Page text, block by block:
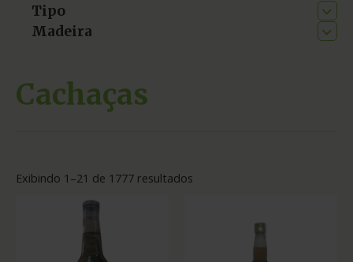
Tipo
Madeira
Cachaças
Exibindo 1–21 de 1777 resultados